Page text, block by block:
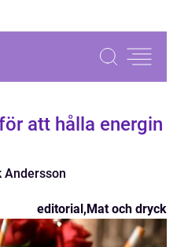
att hålla energin
Andersson
editorial,Mat och dryck